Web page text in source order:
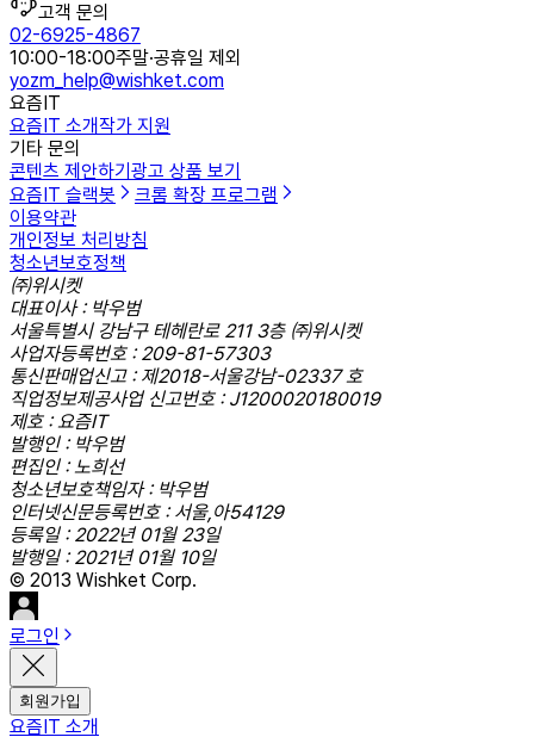
고객 문의
02-6925-4867
10:00-18:00주말·공휴일 제외
yozm_help@wishket.com
요즘IT
요즘IT 소개작가 지원
기타 문의
콘텐츠 제안하기 광고 상품 보기
요즘IT 슬랙봇
크롬 확장 프로그램
이용약관
개인정보 처리방침
청소년보호정책
㈜위시켓
대표이사 : 박우범
서울특별시 강남구 테헤란로 211 3층 ㈜위시켓
사업자등록번호 : 209-81-57303
통신판매업신고 : 제2018-서울강남-02337 호
직업정보제공사업 신고번호 : J1200020180019
제호 : 요즘IT
발행인 : 박우범
편집인 : 노희선
청소년보호책임자 : 박우범
인터넷신문등록번호 : 서울,아54129
등록일 : 2022년 01월 23일
발행일 : 2021년 01월 10일
© 2013 Wishket Corp.
로그인
회원가입
요즘IT 소개